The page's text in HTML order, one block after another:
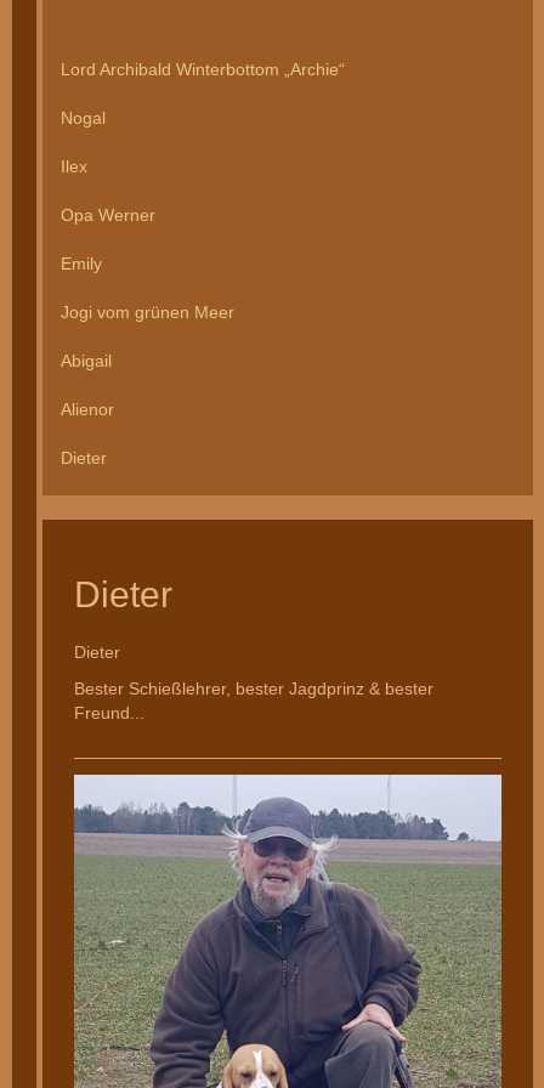
Lord Archibald Winterbottom „Archie“
Nogal
Ilex
Opa Werner
Emily
Jogi vom grünen Meer
Abigail
Alienor
Dieter
Dieter
Dieter
Bester Schießlehrer, bester Jagdprinz & bester
Freund...